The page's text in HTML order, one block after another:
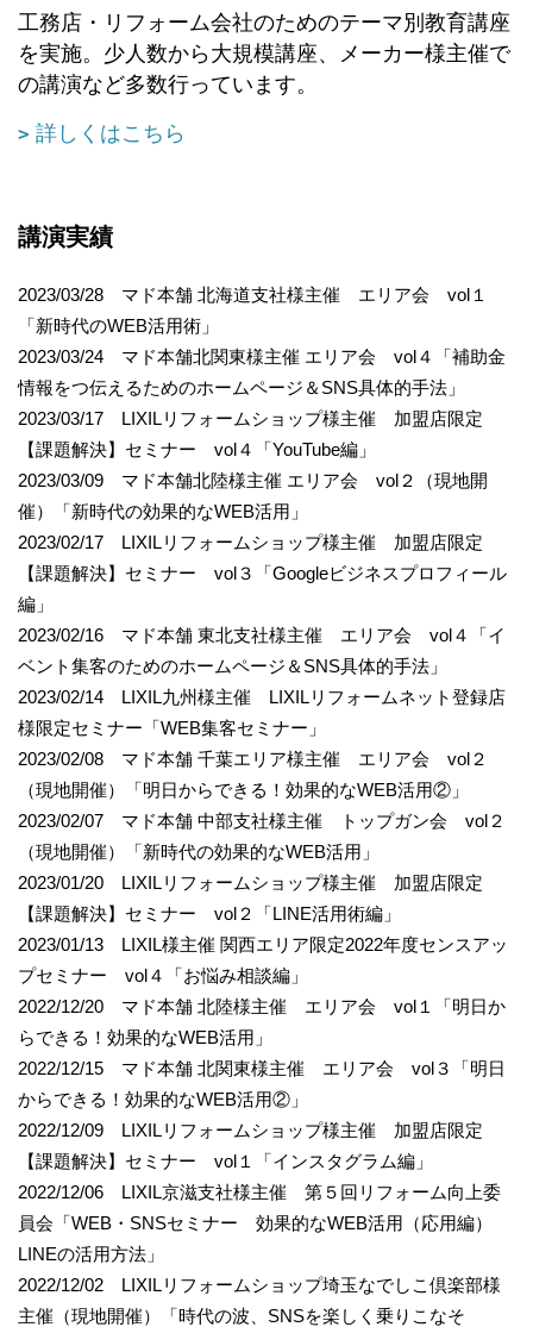
工務店・リフォーム会社のためのテーマ別教育講座
を実施。少人数から大規模講座、メーカー様主催で
の講演など多数行っています。
詳しくはこちら
講演実績
2023/03/28 マド本舗 北海道支社様主催 エリア会 vol１
「新時代のWEB活用術」
2023/03/24 マド本舗北関東様主催 エリア会 vol４「補助金
情報をつ伝えるためのホームページ＆SNS具体的手法」
2023/03/17 LIXILリフォームショップ様主催 加盟店限定
【課題解決】セミナー vol４「YouTube編」
2023/03/09 マド本舗北陸様主催 エリア会 vol２（現地開
催）「新時代の効果的なWEB活用」
2023/02/17 LIXILリフォームショップ様主催 加盟店限定
【課題解決】セミナー vol３「Googleビジネスプロフィール
編」
2023/02/16 マド本舗 東北支社様主催 エリア会 vol４「イ
ベント集客のためのホームページ＆SNS具体的手法」
2023/02/14 LIXIL九州様主催 LIXILリフォームネット登録店
様限定セミナー「WEB集客セミナー」
2023/02/08 マド本舗 千葉エリア様主催 エリア会 vol２
（現地開催）「明日からできる！効果的なWEB活用②」
2023/02/07 マド本舗 中部支社様主催 トップガン会 vol２
（現地開催）「新時代の効果的なWEB活用」
2023/01/20 LIXILリフォームショップ様主催 加盟店限定
【課題解決】セミナー vol２「LINE活用術編」
2023/01/13 LIXIL様主催 関西エリア限定2022年度センスアッ
プセミナー vol４「お悩み相談編」
2022/12/20 マド本舗 北陸様主催 エリア会 vol１「明日か
らできる！効果的なWEB活用」
2022/12/15 マド本舗 北関東様主催 エリア会 vol３「明日
からできる！効果的なWEB活用②」
2022/12/09 LIXILリフォームショップ様主催 加盟店限定
【課題解決】セミナー vol１「インスタグラム編」
2022/12/06 LIXIL京滋支社様主催 第５回リフォーム向上委
員会「WEB・SNSセミナー 効果的なWEB活用（応用編）
LINEの活用方法」
2022/12/02 LIXILリフォームショップ埼玉なでしこ倶楽部様
主催（現地開催）「時代の波、SNSを楽しく乗りこなそ